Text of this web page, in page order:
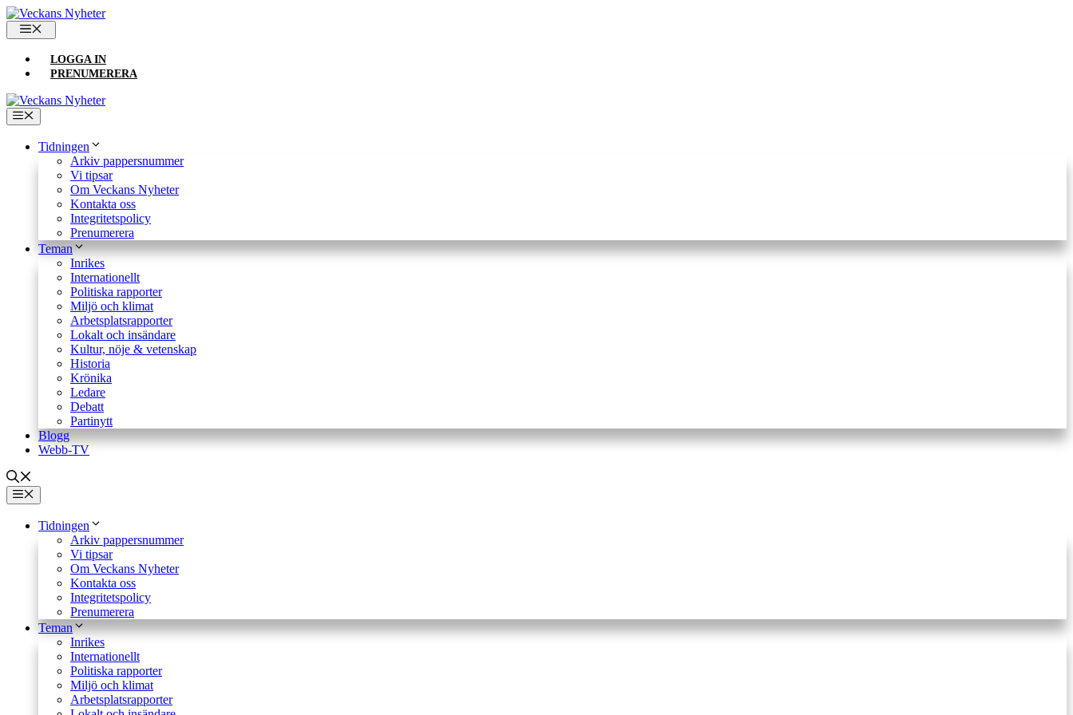
Hoppa
till
innehåll
LOGGA IN
PRENUMERERA
Meny
Tidningen
Arkiv pappersnummer
Vi tipsar
Om Veckans Nyheter
Kontakta oss
Integritetspolicy
Prenumerera
Teman
Inrikes
Internationellt
Politiska rapporter
Miljö och klimat
Arbetsplatsrapporter
Lokalt och insändare
Kultur, nöje & vetenskap
Historia
Krönika
Ledare
Debatt
Partinytt
Blogg
Webb-TV
Meny
Tidningen
Arkiv pappersnummer
Vi tipsar
Om Veckans Nyheter
Kontakta oss
Integritetspolicy
Prenumerera
Teman
Inrikes
Internationellt
Politiska rapporter
Miljö och klimat
Arbetsplatsrapporter